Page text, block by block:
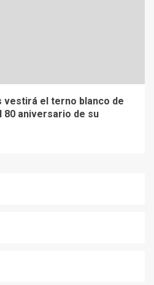
vestirá el terno blanco de
80 aniversario de su